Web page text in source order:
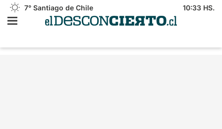
7° Santiago de Chile 10:33 HS.